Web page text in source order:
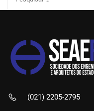
(021) 2205-2795